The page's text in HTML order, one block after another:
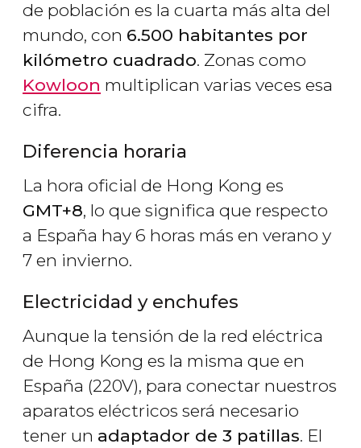
de población es la cuarta más alta del
mundo, con 6.500 habitantes por
kilómetro cuadrado. Zonas como
Kowloon multiplican varias veces esa
cifra.
Diferencia horaria
La hora oficial de Hong Kong es
GMT+8, lo que significa que respecto
a España hay 6 horas más en verano y
7 en invierno.
Electricidad y enchufes
Aunque la tensión de la red eléctrica
de Hong Kong es la misma que en
España (220V), para conectar nuestros
aparatos eléctricos será necesario
tener un adaptador de 3 patillas. El